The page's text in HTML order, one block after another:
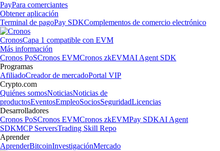
PayPara comerciantes
Obtener aplicación
Terminal de pagoPay SDKComplementos de comercio electrónico
CronosCapa 1 compatible con EVM
Más información
Cronos PoSCronos EVMCronos zkEVMAI Agent SDK
Programas
AfiliadoCreador de mercadoPortal VIP
Crypto.com
Quiénes somosNoticiasNoticias de
productosEventosEmpleoSociosSeguridadLicencias
Desarrolladores
Cronos PoSCronos EVMCronos zkEVMPay SDKAI Agent
SDKMCP ServersTrading Skill Repo
Aprender
AprenderBitcoinInvestigaciónMercado